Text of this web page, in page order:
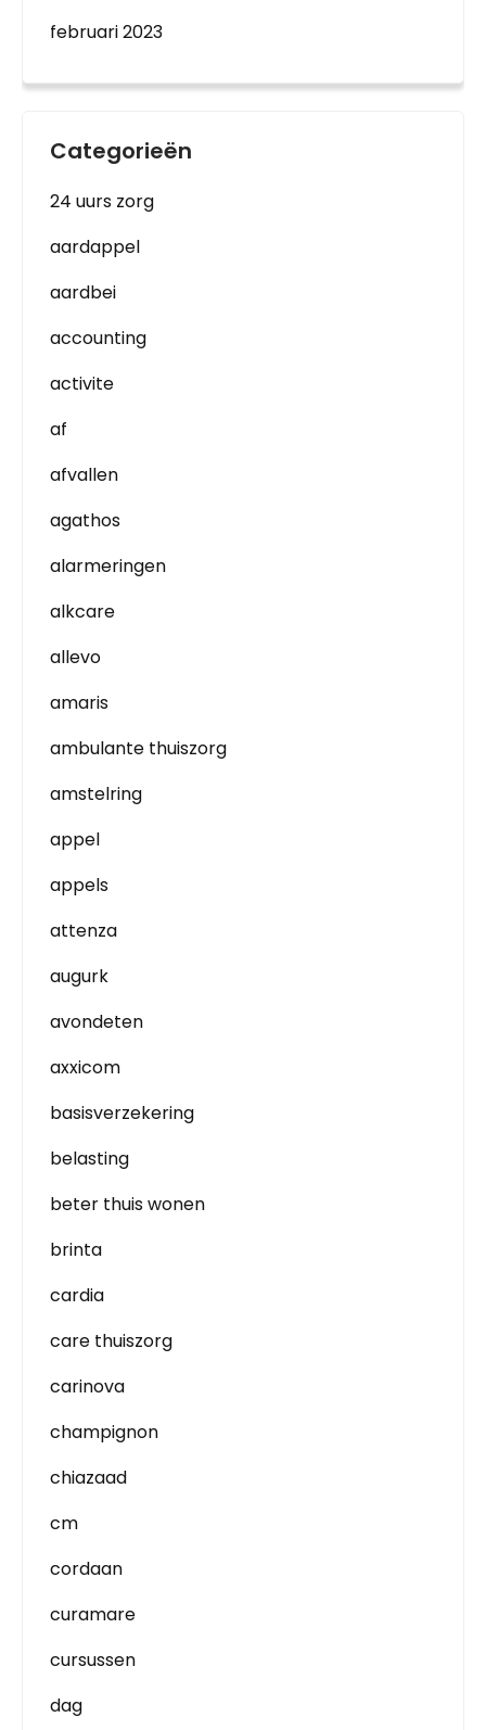
februari 2023
Categorieën
24 uurs zorg
aardappel
aardbei
accounting
activite
af
afvallen
agathos
alarmeringen
alkcare
allevo
amaris
ambulante thuiszorg
amstelring
appel
appels
attenza
augurk
avondeten
axxicom
basisverzekering
belasting
beter thuis wonen
brinta
cardia
care thuiszorg
carinova
champignon
chiazaad
cm
cordaan
curamare
cursussen
dag